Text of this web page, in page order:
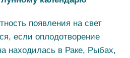
появления на свет
если оплодотворение
находилась в Раке, Рыбах,